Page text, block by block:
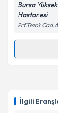
İlgili
Bursa
Hastanesi
Prf.Tezok
takvim